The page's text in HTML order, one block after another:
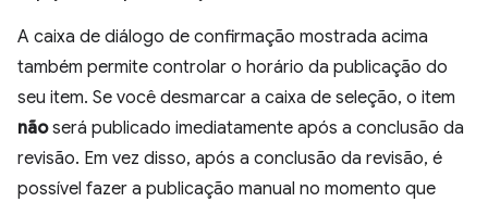
A caixa de diálogo de confirmação mostrada acima
também permite controlar o horário da publicação do
seu item. Se você desmarcar a caixa de seleção, o item
nãoserá publicado imediatamente após a conclusão da
revisão. Em vez disso, após a conclusão da revisão, é
possível fazer a publicação manual no momento que